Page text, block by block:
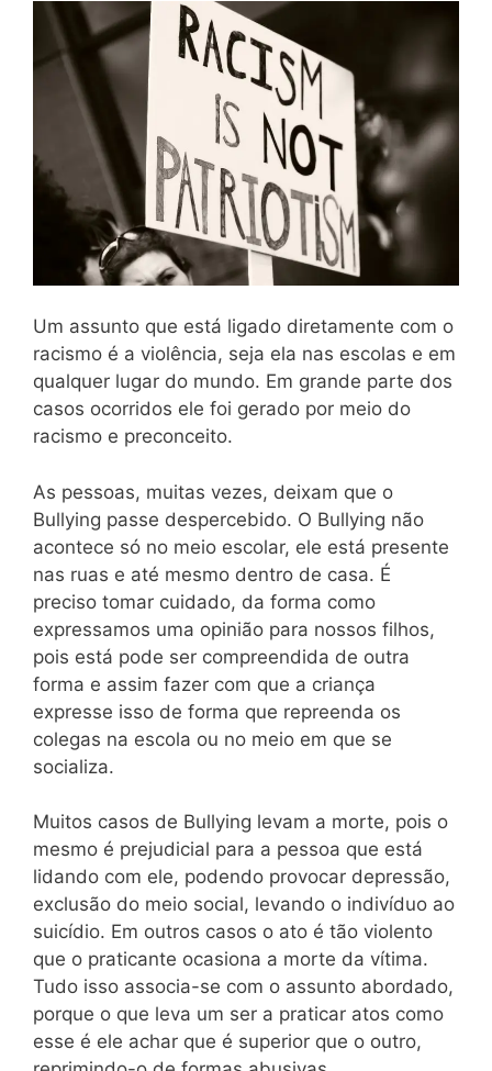
Um assunto que está ligado diretamente com o
racismo é a violência, seja ela nas escolas e em
qualquer lugar do mundo. Em grande parte dos
casos ocorridos ele foi gerado por meio do
racismo e preconceito.
As pessoas, muitas vezes, deixam que o
Bullying passe despercebido. O Bullying não
acontece só no meio escolar, ele está presente
nas ruas e até mesmo dentro de casa. É
preciso tomar cuidado, da forma como
expressamos uma opinião para nossos filhos,
pois está pode ser compreendida de outra
forma e assim fazer com que a criança
expresse isso de forma que repreenda os
colegas na escola ou no meio em que se
socializa.
Muitos casos de Bullying levam a morte, pois o
mesmo é prejudicial para a pessoa que está
lidando com ele, podendo provocar depressão,
exclusão do meio social, levando o indivíduo ao
suicídio. Em outros casos o ato é tão violento
que o praticante ocasiona a morte da vítima.
Tudo isso associa-se com o assunto abordado,
porque o que leva um ser a praticar atos como
esse é ele achar que é superior que o outro,